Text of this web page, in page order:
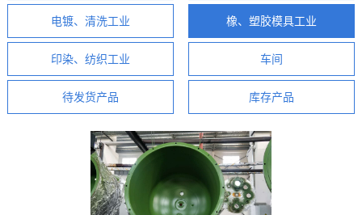
电镀、清洗工业 橡、塑胶模具工业
印染、纺织工业 车间
待发货产品 库存产品